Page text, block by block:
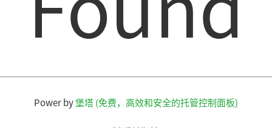
Power by堡塔 (免费，高效和安全的托管控制面板)